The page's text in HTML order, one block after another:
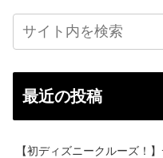
最近の投稿
【初ディズニークルーズ！